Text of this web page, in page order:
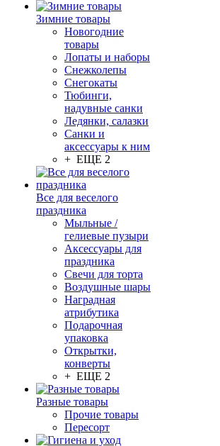
Зимние товары
Новогодние
товары
Лопаты и наборы
Снежколепы
Снегокаты
Тюбинги,
надувные санки
Ледянки, салазки
Санки и
аксессуары к ним
+ ЕЩЕ 2
Все для веселого
праздника
Мыльные /
гелиевые пузыри
Аксессуары для
праздника
Свечи для торта
Воздушные шары
Наградная
атрибутика
Подарочная
упаковка
Открытки,
конверты
+ ЕЩЕ 2
Разные товары
Прочие товары
Пересорт